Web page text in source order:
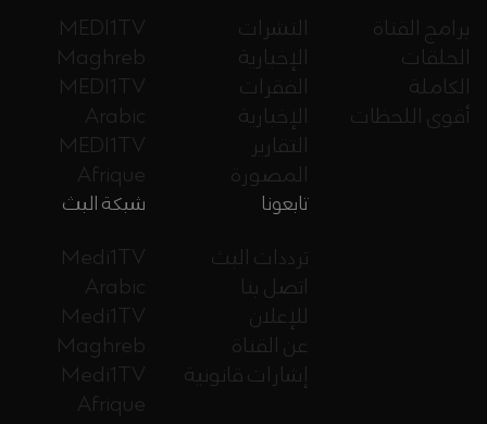
MEDI1TV
Maghreb
MEDI1TV
Arabic
MEDI1TV
Afrique
النشرات
الإخبارية
الفقرات
الإخبارية
التقارير
المصورة
برامج القناة
الحلقات
الكاملة
أقوى اللحظات
شبكة البث
Medi1TV
Arabic
Medi1TV
Maghreb
Medi1TV
Afrique
تابعونا
ترددات البث
اتصل بنا
للإعلان
عن القناة
إشارات قانونية